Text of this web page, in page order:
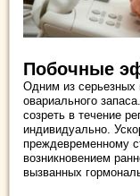
Побочные
Одним из серьезных
овариального
созреть в течение
индивидуально.
преждевременному
возникновением
вызванных